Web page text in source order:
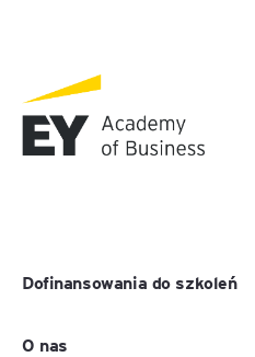
Dofinansowania do szkoleń
O nas